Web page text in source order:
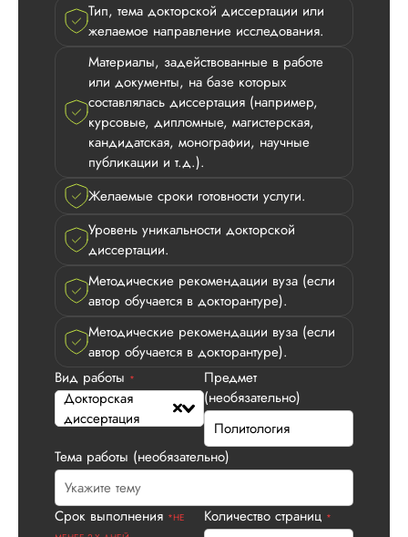
Тип, тема докторской диссертации или
желаемое направление исследования.
Материалы, задействованные в работе
или документы, на базе которых
составлялась диссертация (например,
курсовые, дипломные, магистерская,
кандидатская, монографии, научные
публикации и т.д.).
Желаемые сроки готовности услуги.
Уровень уникальности докторской
диссертации.
Методические рекомендации вуза (если
автор обучается в докторантуре).
Методические рекомендации вуза (если
автор обучается в докторантуре).
Вид работы *
Докторская
диссертация
Предмет
(необязательно)
Тема работы (необязательно)
Срок выполнения *НЕ
Количество страниц *
Вид работы:
Докторская
Дата:
Докторская по
была выполнена в
условиями ТЗ.
выгодные условия
сотрудничества